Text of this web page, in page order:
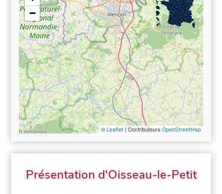
−
© Leaflet| Contributeurs OpenStreetMap
Présentation d'Oisseau-le-Petit